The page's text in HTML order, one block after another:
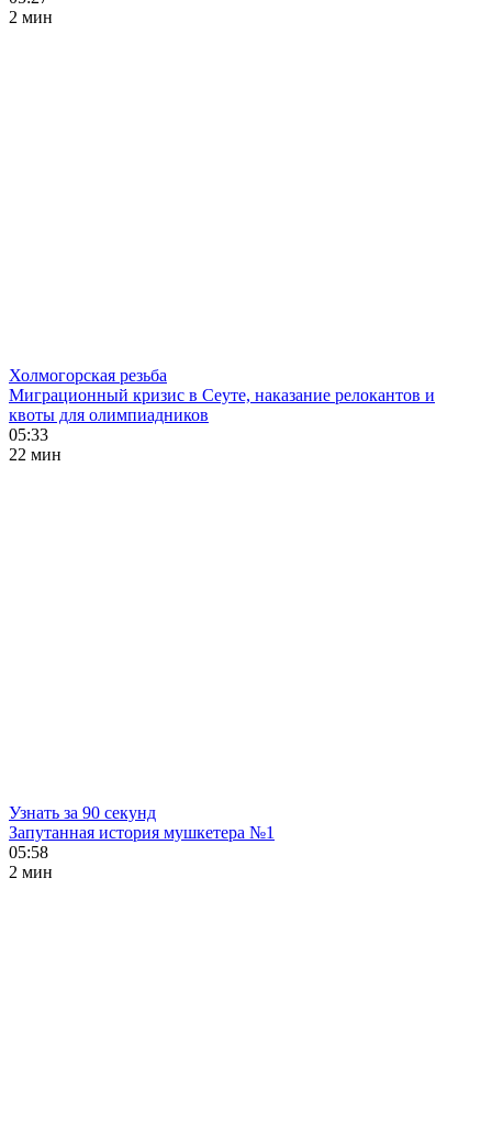
2 мин
Холмогорская резьба
Миграционный кризис в Сеуте, наказание релокантов и
квоты для олимпиадников
05:33
22 мин
Узнать за 90 секунд
Запутанная история мушкетера №1
05:58
2 мин